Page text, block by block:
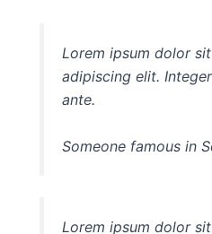
Lorem ipsum dolor
adipiscing elit.
ante.
Someone famous in
Lorem ipsum dolor